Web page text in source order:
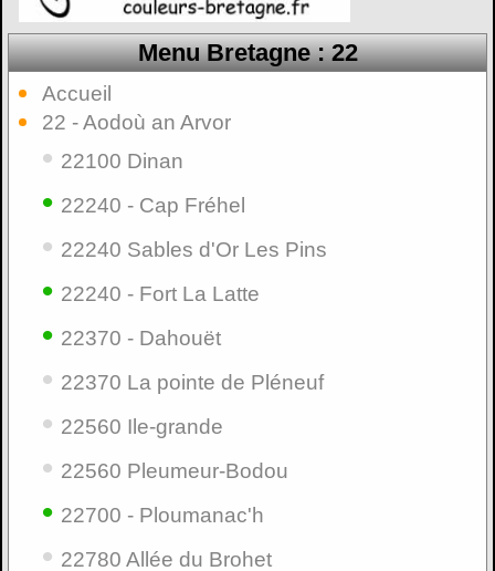
Menu Bretagne : 22
Accueil
22 - Aodoù an Arvor
• 22100 Dinan
• 22240 - Cap Fréhel
• 22240 Sables d'Or Les Pins
• 22240 - Fort La Latte
• 22370 - Dahouët
• 22370 La pointe de Pléneuf
• 22560 Ile-grande
• 22560 Pleumeur-Bodou
• 22700 - Ploumanac'h
• 22780 Allée du Brohet